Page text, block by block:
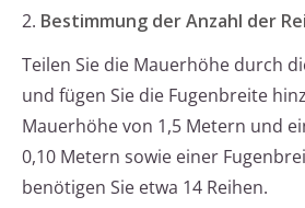
2. Bestimmung der Anzahl der
Teilen Sie die Mauerhöhe durch
und fügen Sie die Fugenbreite
Mauerhöhe von 1,5 Metern und
0,10 Metern sowie einer
benötigen Sie etwa 14 Reihen.